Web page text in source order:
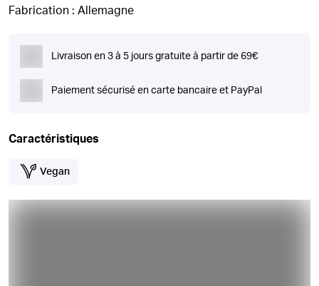
Fabrication : Allemagne
Livraison en 3 à 5 jours gratuite à partir de 69€
Paiement sécurisé en carte bancaire et PayPal
Caractéristiques
Vegan